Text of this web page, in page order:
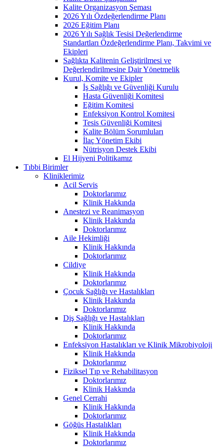
Kalite Organizasyon Şeması
2026 Yılı Özdeğerlendirme Planı
2026 Eğitim Planı
2026 Yılı Sağlık Tesisi Değerlendirme
Standartları Özdeğerlendirme Planı, Takvimi ve
Ekipleri
Sağlıkta Kalitenin Geliştirilmesi ve
Değerlendirilmesine Dair Yönetmelik
Kurul, Komite ve Ekipler
İş Sağlığı ve Güvenliği Kurulu
Hasta Güvenliği Komitesi
Eğitim Komitesi
Enfeksiyon Kontrol Komitesi
Tesis Güvenliği Komitesi
Kalite Bölüm Sorumluları
İlaç Yönetim Ekibi
Nütrisyon Destek Ekibi
El Hijyeni Politikamız
Tıbbi Birimler
Kliniklerimiz
Acil Servis
Doktorlarımız
Klinik Hakkında
Anestezi ve Reanimasyon
Klinik Hakkında
Doktorlarımız
Aile Hekimliği
Klinik Hakkında
Doktorlarımız
Cildiye
Klinik Hakkında
Doktorlarımız
Çocuk Sağlığı ve Hastalıkları
Klinik Hakkında
Doktorlarımız
Diş Sağlığı ve Hastalıkları
Klinik Hakkında
Doktorlarımız
Enfeksiyon Hastalıkları ve Klinik Mikrobiyoloji
Klinik Hakkında
Doktorlarımız
Fiziksel Tıp ve Rehabilitasyon
Doktorlarımız
Klinik Hakkında
Genel Cerrahi
Klinik Hakkında
Doktorlarımız
Göğüs Hastalıkları
Klinik Hakkında
Doktorlarımız